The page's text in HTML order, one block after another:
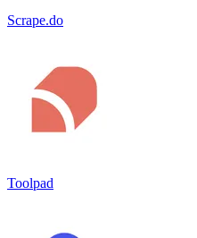
Scrape.do
Toolpad